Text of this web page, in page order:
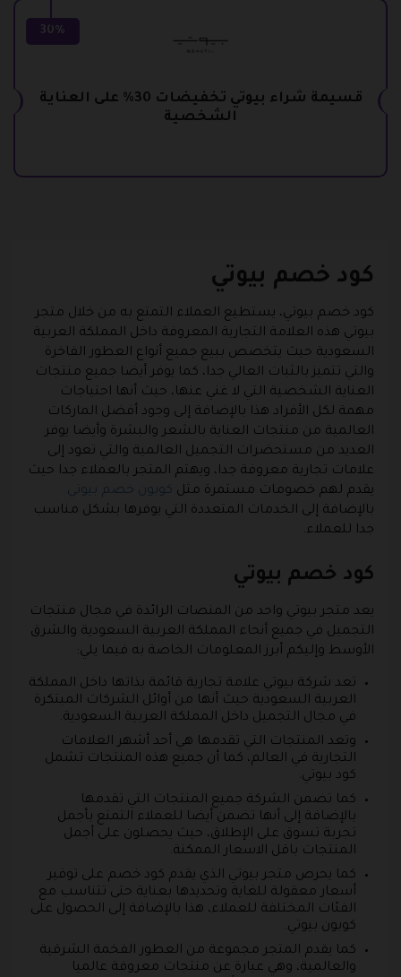
30%
قسيمة شراء بيوتي تخفيضات 30% على العناية
الشخصية
كود خصم بيوتي
كود خصم بيوتي، يستطيع العملاء التمتع به من خلال متجر
بيوتي هذه العلامة التجارية المعروفة داخل المملكة العربية
السعودية حيث يتخصص ببيع جميع أنواع العطور الفاخرة
والتي تتميز بالثبات العالي جدا، كما يوفر أيضا جميع منتجات
العناية الشخصية التي لا غني عنها، حيث أنها احتياجات
مهمة لكل الأفراد هذا بالإضافة إلى وجود أفضل الماركات
العالمية من منتجات العناية بالشعر والبشرة وأيضا يوفر
العديد من مستحضرات التجميل العالمية والتي تعود إلى
علامات تجارية معروفة جدا، ويهتم المتجر بالعملاء جدا حيث
يقدم لهم خصومات مستمرة مثل كوبون خصم بيوتي
بالإضافة إلى الخدمات المتعددة التي يوفرها بشكل مناسب
جدا للعملاء.
كود خصم بيوتي
يعد متجر بيوتي واحد من المنصات الرائدة في مجال منتجات
التجميل في جميع أنحاء المملكة العربية السعودية والشرق
الأوسط وإليكم أبرز المعلومات الخاصة به فيما يلي:
تعد شركة بيوتي علامة تجارية قائمة بذاتها داخل المملكة
العربية السعودية حيث أنها من أوائل الشركات المبتكرة
في مجال التجميل داخل المملكة العربية السعودية.
وتعد المنتجات التي تقدمها هي أحد أشهر العلامات
التجارية في العالم، كما أن جميع هذه المنتجات تشمل
كود بيوتي.
كما تضمن الشركة جميع المنتجات التي تقدمها
بالإضافة إلى أنها تضمن أيضا للعملاء التمتع بأجمل
تجربة تسوق على الإطلاق، حيث يحصلون على أجمل
المنتجات باقل الاسعار الممكنة.
كما يحرص متجر بيوتي الذي يقدم كود خصم على توفير
أسعار معقولة للغاية وتحديدها بعناية حتى تتناسب مع
الفئات المختلفة للعملاء، هذا بالإضافة إلى الحصول على
كوبون بيوتي.
كما يقدم المتجر مجموعة من العطور الفخمة الشرقية
والعالمية، وهي عبارة عن منتجات معروفة عالميا